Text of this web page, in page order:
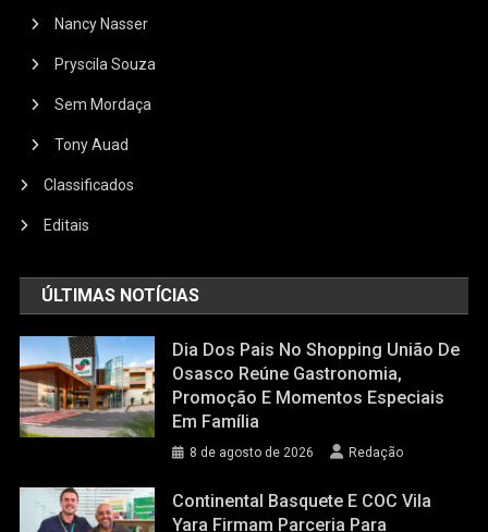
Nancy Nasser
Pryscila Souza
Sem Mordaça
Tony Auad
Classificados
Editais
ÚLTIMAS NOTÍCIAS
Dia Dos Pais No Shopping União De
Osasco Reúne Gastronomia,
Promoção E Momentos Especiais
Em Família
8 de agosto de 2026 Redação
Continental Basquete E COC Vila
Yara Firmam Parceria Para